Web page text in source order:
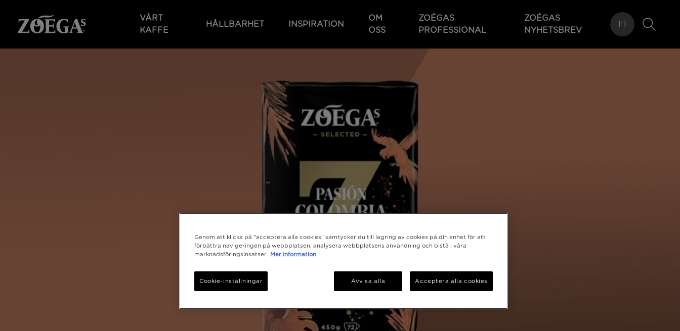
huvudinnehåll
VÅRT
KAFFE
HÅLLBARHET INSPIRATION
OM
OSS
ZOÉGAS
PROFESSIONAL
ZOÉGAS
NYHETSBREV
FI
Genom att klicka på "acceptera alla cookies" samtycker du till lagring av cookies på din enhet för att
förbättra navigeringen på webbplatsen, analysera webbplatsens användning och bistå i våra
marknadsföringsinsatser.
Mer information
Avvisa alla Acceptera alla cookies
Cookie-inställningar